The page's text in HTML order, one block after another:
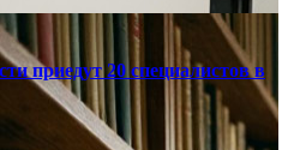
приедут 20 специалистов в